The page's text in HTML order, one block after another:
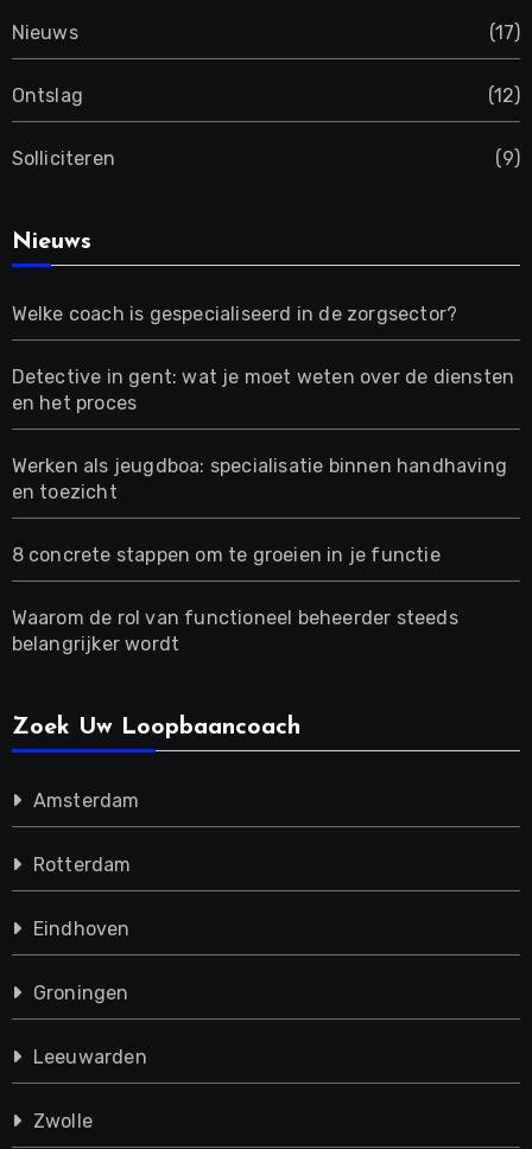
Nieuws (17)
Ontslag (12)
Solliciteren (9)
Nieuws
Welke coach is gespecialiseerd in de zorgsector?
Detective in gent: wat je moet weten over de diensten
en het proces
Werken als jeugdboa: specialisatie binnen handhaving
en toezicht
8 concrete stappen om te groeien in je functie
Waarom de rol van functioneel beheerder steeds
belangrijker wordt
Zoek Uw Loopbaancoach
Amsterdam
Rotterdam
Eindhoven
Groningen
Leeuwarden
Zwolle